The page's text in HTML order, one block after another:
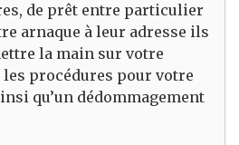
de prêt entre particulier
arnaque à leur adresse ils
la main sur votre
les procédures pour votre
qu’un dédommagement